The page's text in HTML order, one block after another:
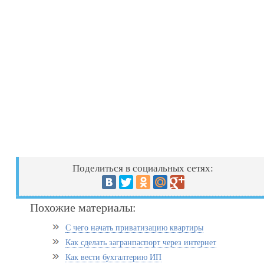
Поделиться в социальных сетях:
Похожие материалы:
С чего начать приватизацию квартиры
Как сделать загранпаспорт через интернет
Как вести бухгалтерию ИП